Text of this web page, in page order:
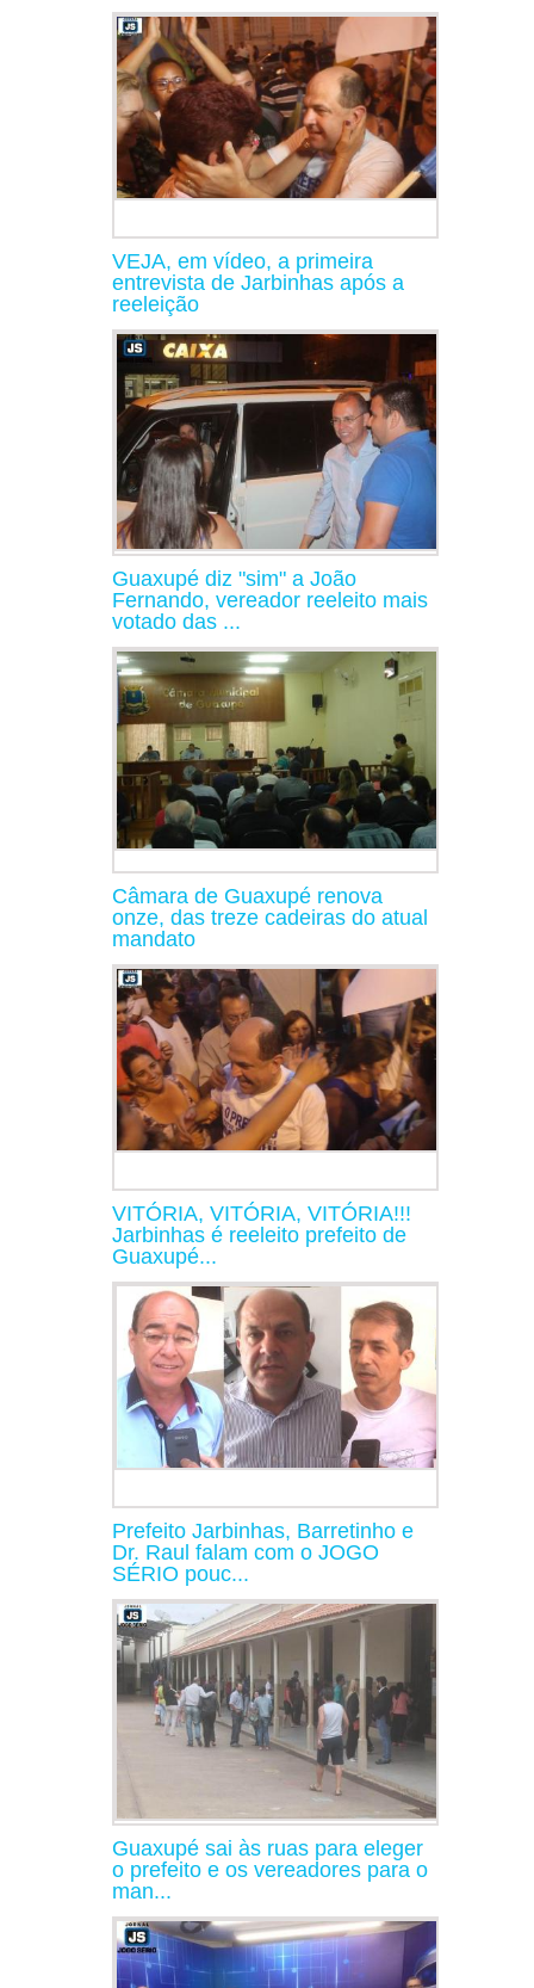
VEJA, em vídeo, a primeira
entrevista de Jarbinhas após a
reeleição
Guaxupé diz "sim" a João
Fernando, vereador reeleito mais
votado das ...
Câmara de Guaxupé renova
onze, das treze cadeiras do atual
mandato
VITÓRIA, VITÓRIA, VITÓRIA!!!
Jarbinhas é reeleito prefeito de
Guaxupé...
Prefeito Jarbinhas, Barretinho e
Dr. Raul falam com o JOGO
SÉRIO pouc...
Guaxupé sai às ruas para eleger
o prefeito e os vereadores para o
man...